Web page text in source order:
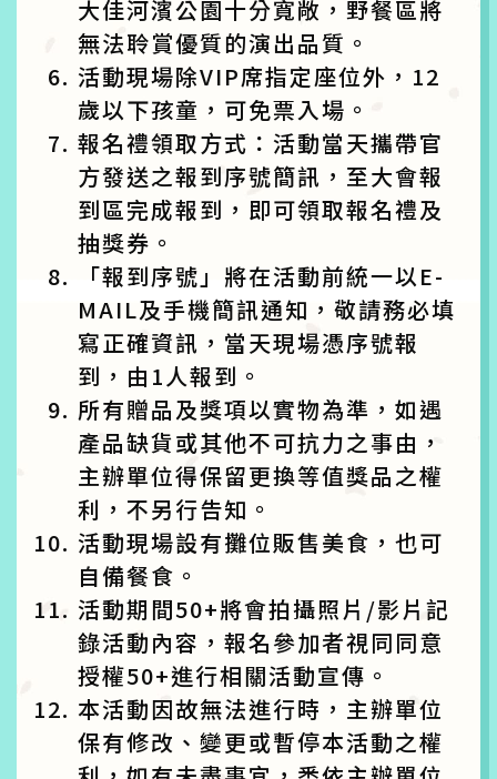
大佳河濱公園十分寬敞，野餐區將
無法聆賞優質的演出品質。
活動現場除VIP席指定座位外，12
歲以下孩童，可免票入場。
報名禮領取方式：活動當天攜帶官
方發送之報到序號簡訊，至大會報
到區完成報到，即可領取報名禮及
抽獎券。
「報到序號」將在活動前統一以E-
MAIL及手機簡訊通知，敬請務必填
寫正確資訊，當天現場憑序號報
到，由1人報到。
所有贈品及獎項以實物為準，如遇
產品缺貨或其他不可抗力之事由，
主辦單位得保留更換等值獎品之權
利，不另行告知。
活動現場設有攤位販售美食，也可
自備餐食。
活動期間50+將會拍攝照片/影片記
錄活動內容，報名參加者視同同意
授權50+進行相關活動宣傳。
本活動因故無法進行時，主辦單位
保有修改、變更或暫停本活動之權